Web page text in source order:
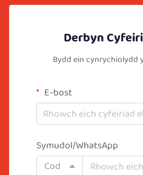
Derbyn
Bydd ein cynrychiolydd
E-bost
Symudol/WhatsApp
Cod